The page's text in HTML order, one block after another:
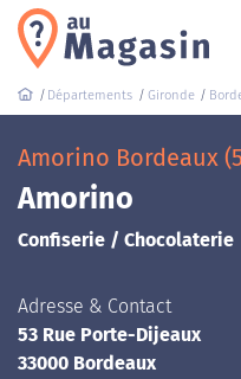
Départements Gironde
Amorino Bordeaux
Amorino
Confiserie / Chocolaterie
Adresse & Contact
53 Rue Porte-Dijeaux
33000 Bordeaux